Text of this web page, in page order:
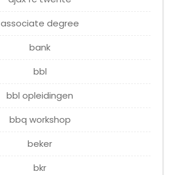
associate degree
bank
bbl
bbl opleidingen
bbq workshop
beker
bkr